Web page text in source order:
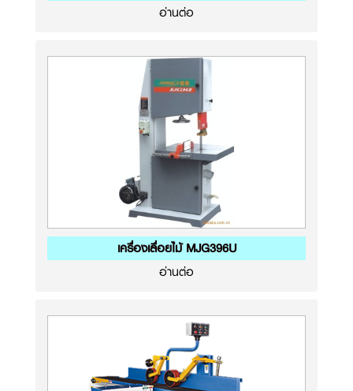
อ่านต่อ
เครื่องเลื่อยไม้ MJG396U
อ่านต่อ